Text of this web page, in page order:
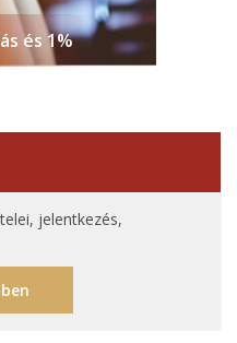
és 1%
jelentkezés,